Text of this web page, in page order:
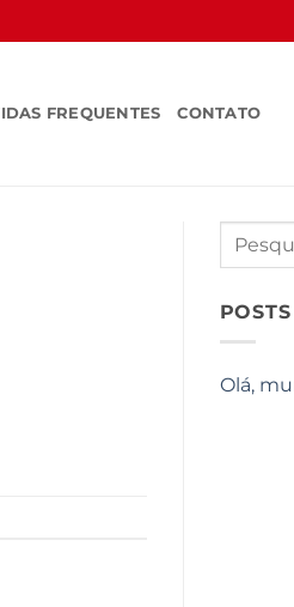
FREQUENTES CONTATO
Olá,